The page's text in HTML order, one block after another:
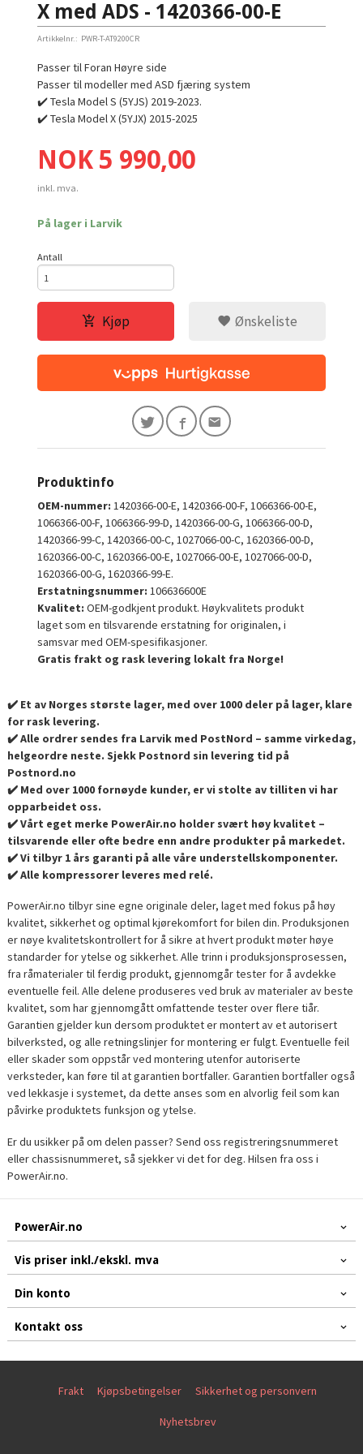
X med ADS - 1420366-00-E
Artikkelnr.: PWR-T-AT9200CR
Passer til Foran Høyre side
Passer til modeller med ASD fjæring system
✔️ Tesla Model S (5YJS) 2019-2023.
✔️ Tesla Model X (5YJX) 2015-2025
Pris
NOK 5 990,00
inkl. mva.
På lager i Larvik
Antall
Kjøp Ønskeliste
Produktinfo
OEM-nummer: 1420366-00-E, 1420366-00-F, 1066366-00-E,
1066366-00-F, 1066366-99-D, 1420366-00-G, 1066366-00-D,
1420366-99-C, 1420366-00-C, 1027066-00-C, 1620366-00-D,
1620366-00-C, 1620366-00-E, 1027066-00-E, 1027066-00-D,
1620366-00-G, 1620366-99-E.
Erstatningsnummer: 106636600E
Kvalitet: OEM-godkjent produkt. Høykvalitets produkt
laget som en tilsvarende erstatning for originalen, i
samsvar med OEM-spesifikasjoner.
Gratis frakt og rask levering lokalt fra Norge!
✔️ Et av Norges største lager, med over 1000 deler på lager, klare
for rask levering.
✔️ Alle ordrer sendes fra Larvik med PostNord – samme virkedag,
helgeordre neste. Sjekk Postnord sin levering tid på
Postnord.no
✔️ Med over 1000 fornøyde kunder, er vi stolte av tilliten vi har
opparbeidet oss.
✔️ Vårt eget merke PowerAir.no holder svært høy kvalitet –
tilsvarende eller ofte bedre enn andre produkter på markedet.
✔️ Vi tilbyr 1 års garanti på alle våre understellskomponenter.
✔️ Alle kompressorer leveres med relé.
PowerAir.no tilbyr sine egne originale deler, laget med fokus på høy
kvalitet, sikkerhet og optimal kjørekomfort for bilen din. Produksjonen
er nøye kvalitetskontrollert for å sikre at hvert produkt møter høye
standarder for ytelse og sikkerhet. Alle trinn i produksjonsprosessen,
fra råmaterialer til ferdig produkt, gjennomgår tester for å avdekke
eventuelle feil. Alle delene produseres ved bruk av materialer av beste
kvalitet, som har gjennomgått omfattende tester over flere tiår.
Garantien gjelder kun dersom produktet er montert av et autorisert
bilverksted, og alle retningslinjer for montering er fulgt. Eventuelle feil
eller skader som oppstår ved montering utenfor autoriserte
verksteder, kan føre til at garantien bortfaller. Garantien bortfaller også
ved lekkasje i systemet, da dette anses som en alvorlig feil som kan
påvirke produktets funksjon og ytelse.
Er du usikker på om delen passer? Send oss registreringsnummeret
eller chassisnummeret, så sjekker vi det for deg. Hilsen fra oss i
PowerAir.no.
PowerAir.no
Vis priser inkl./ekskl. mva
Din konto
Kontakt oss
Frakt Kjøpsbetingelser Sikkerhet og personvern
Nyhetsbrev